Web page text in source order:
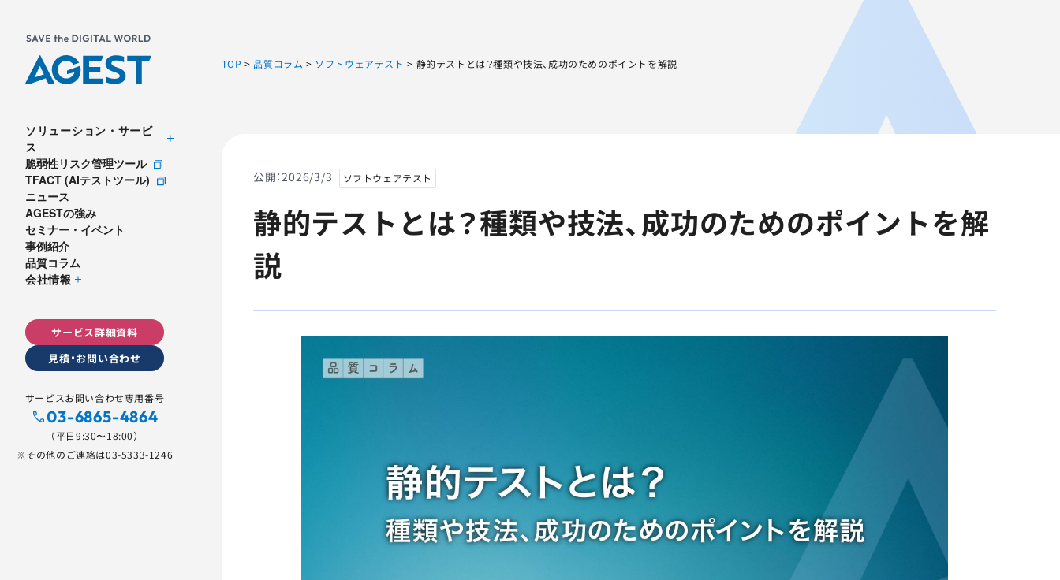
ソリューション・サービ
ス
脆弱性リスク管理ツール
TFACT (AIテストツール)
ニュース
AGESTの強み
セミナー・イベント
事例紹介
品質コラム
会社情報
サービス詳細資料
見積・お問い合わせ
サービスお問い合わせ専用番号
03-6865-4864
（平日9:30〜18:00）
※その他のご連絡は03-5333-1246
TOP > 品質コラム > ソフトウェアテスト > 静的テストとは？種類や技法、成功のためのポイントを解説
公開：2026/3/3 ソフトウェアテスト
静的テストとは？種類や技法、成功のためのポイントを解
説